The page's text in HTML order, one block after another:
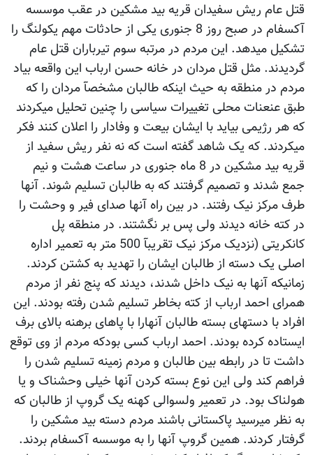
قتل عام ریش سفیدان قریه بید مشکین در عقب موسسه
آکسفام در صبح روز 8 جنوری یکی از حادثات مهم یکولنگ را
تشکیل میدهد. این مردم در مرتبه سوم تیرباران قتل عام
گردیدند. مثل قتل مردان در خانه حسن ارباب این واقعه بیاد
مردم در منطقه به حیث اینکه طالبان مشخصآ مردان را که
طبق عنعنات محلی تغییرات سیاسی را چنین تحلیل میکردند
که هر رژیمی بیاید با ایشان بیعت و وفادار را اعلان کنند فکر
میکردند. که یک شاهد گفته است که نه نفر ریش سفید از
قریه بید مشکین در 8 ماه جنوری در ساعت هشت و نیم
جمع شدند و تصمیم گرفتند که به طالبان تسلیم شوند. آنها
طرف مرکز نیک رفتند. در بین راه آنها صدای فیر و وحشت را
در کته خانه دیدند ولی پس بر نگشتند. در منطقه پل
کانکریتی (نزدیک مرکز نیک تقریبآ 500 متر به تعمیر اداره
اصلی یک دسته از طالبان ایشان را تهدید به کشتن کردند.
زمانیکه آنها به نیک داخل شدند، دیدند که پنج نفر از مردم
همرای احمد ارباب از کته بخاطر تسلیم شدن رفته بودند. این
افراد با دستهای بسته طالبان آنهارا با پاهای برهنه بالای برف
ایستاده کرده بودند. احمد ارباب کسی بودکه مردم از وی توقع
داشت تا در رابطه بین طالبان و مردم زمینه تسلیم شدن را
فراهم کند ولی این نوع بسته کردن آنها خیلی وحشناک و یا
هولناک بود. در تعمیر ولسوالی کهنه یک گروپ از طالبان که
به نظر میرسید پاکستانی باشند مردم دسته بید مشکین را
گرفتار کردند. همین گروپ آنها را به موسسه آکسفام بردند.